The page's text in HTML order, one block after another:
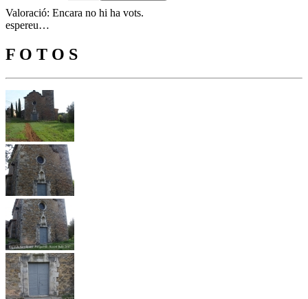
Valoració: Encara no hi ha vots.
espereu…
F O T O S